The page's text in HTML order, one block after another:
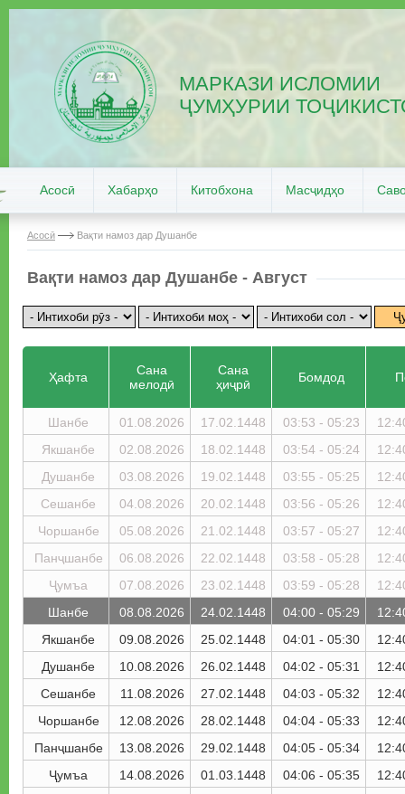
МАРКАЗИ ИСЛОМИИ
ҶУМҲУРИИ
Асосӣ Хабарҳо Китобхона Масҷидҳо
Асосӣ Вақти намоз дар Душанбе
Вақти намоз дар Душанбе - Август
Ҳафта
Сана
мелодӣ
Сана
ҳиҷрӣ
Бомдод
Шанбе 01.08.2026 17.02.1448 03:53 - 05:23
Якшанбе
02.08.2026 18.02.1448 03:54 - 05:24
Душанбе
03.08.2026 19.02.1448 03:55 - 05:25
Сешанбе
04.08.2026 20.02.1448 03:56 - 05:26
Чоршанбе
05.08.2026 21.02.1448 03:57 - 05:27
Панҷшанбе
06.08.2026 22.02.1448 03:58 - 05:28
Ҷумъа
07.08.2026 23.02.1448 03:59 - 05:28
Шанбе
08.08.2026 24.02.1448 04:00 - 05:29
Якшанбе
09.08.2026 25.02.1448 04:01 - 05:30
Душанбе
10.08.2026 26.02.1448 04:02 - 05:31
Сешанбе
11.08.2026 27.02.1448 04:03 - 05:32
Чоршанбе
12.08.2026 28.02.1448 04:04 - 05:33
Панҷшанбе
13.08.2026 29.02.1448 04:05 - 05:34
Ҷумъа
14.08.2026 01.03.1448 04:06 - 05:35